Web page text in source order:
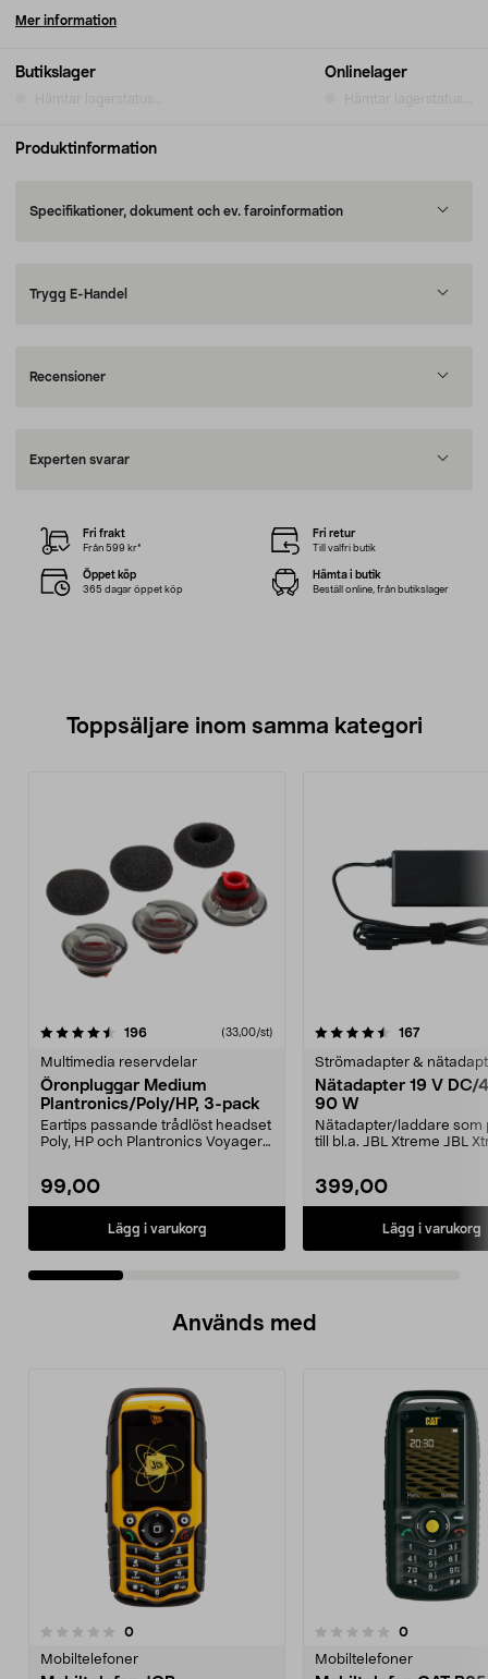
Butikslager Onlinelager
Mer information
Produktinformation
Specifikationer, dokument och ev. faroinformation
Trygg E-Handel
Recensioner
Experten svarar
Fri frakt
Från 599 kr*
Fri retur
Till valfri butik
Öppet köp
365 dagar öppet köp
Hämta i butik
Beställ online, från butikslager
Toppsäljare inom samma kategori
196recensioner (33,00/st)
Multimedia reservdelar
Öronpluggar Medium
Plantronics/Poly/HP, 3-pack
Eartips passande trådlöst headset
Poly, HP och Plantronics Voyager
99,00
Lägg i varukorg
4.5 av 5 stjärnor 167
Strömadapter &
Nätadapter 19 V DC/
90 W
Nätadapter/laddare som
till bl.a. JBL Xtreme JBL
399,00
Lägg i varukorg
5.0 av 5 stjärnor
Används med
0recensioner
Mobiltelefoner
0.0 av 5 stjärnor 0recensioner
Mobiltelefoner